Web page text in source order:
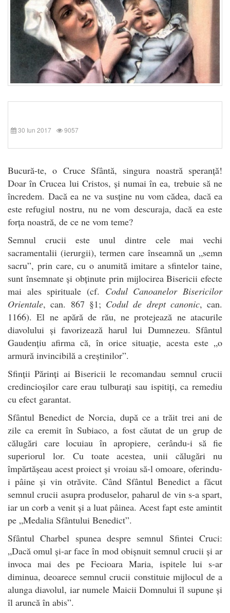
30 Iun 2017 9057
Bucură-te, o Cruce Sfântă, singura noastră speranță!
Doar în Crucea lui Cristos, și numai în ea, trebuie să ne
încredem. Dacă ea ne va susține nu vom cădea, dacă ea
este refugiul nostru, nu ne vom descuraja, dacă ea este
forța noastră, de ce ne vom teme?
Semnul crucii este unul dintre cele mai vechi
sacramentalii (ierurgii), termen care înseamnă un „semn
sacru”, prin care, cu o anumită imitare a sfintelor taine,
sunt însemnate și obținute prin mijlocirea Bisericii efecte
mai ales spirituale (cf. Codul Canoanelor Bisericilor
Orientale, can. 867 §1; Codul de drept canonic, can.
1166). El ne apără de rău, ne protejează ne atacurile
diavolului și favorizează harul lui Dumnezeu. Sfântul
Gaudențiu afirma că, în orice situație, acesta este „o
armură invincibilă a creștinilor”.
Sfinții Părinți ai Bisericii le recomandau semnul crucii
credincioșilor care erau tulburați sau ispitiți, ca remediu
cu efect garantat.
Sfântul Benedict de Norcia, după ce a trăit trei ani de
zile ca eremit în Subiaco, a fost căutat de un grup de
călugări care locuiau în apropiere, cerându-i să fie
superiorul lor. Cu toate acestea, unii călugări nu
împărtășeau acest proiect și vroiau să-l omoare, oferindu-
i pâine și vin otrăvite. Când Sfântul Benedict a făcut
semnul crucii asupra produselor, paharul de vin s-a spart,
iar un corb a venit și a luat pâinea. Acest fapt este amintit
pe „Medalia Sfântului Benedict”.
Sfântul Charbel spunea despre semnul Sfintei Cruci:
„Dacă omul și-ar face în mod obișnuit semnul crucii și ar
invoca mai des pe Fecioara Maria, ispitele lui s-ar
diminua, deoarece semnul crucii constituie mijlocul de a
alunga diavolul, iar numele Maicii Domnului îl supune și
îl aruncă în abis”.